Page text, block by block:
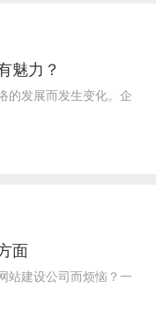
魅力？
的发展而发生变化。企
面
站建设公司而烦恼？一